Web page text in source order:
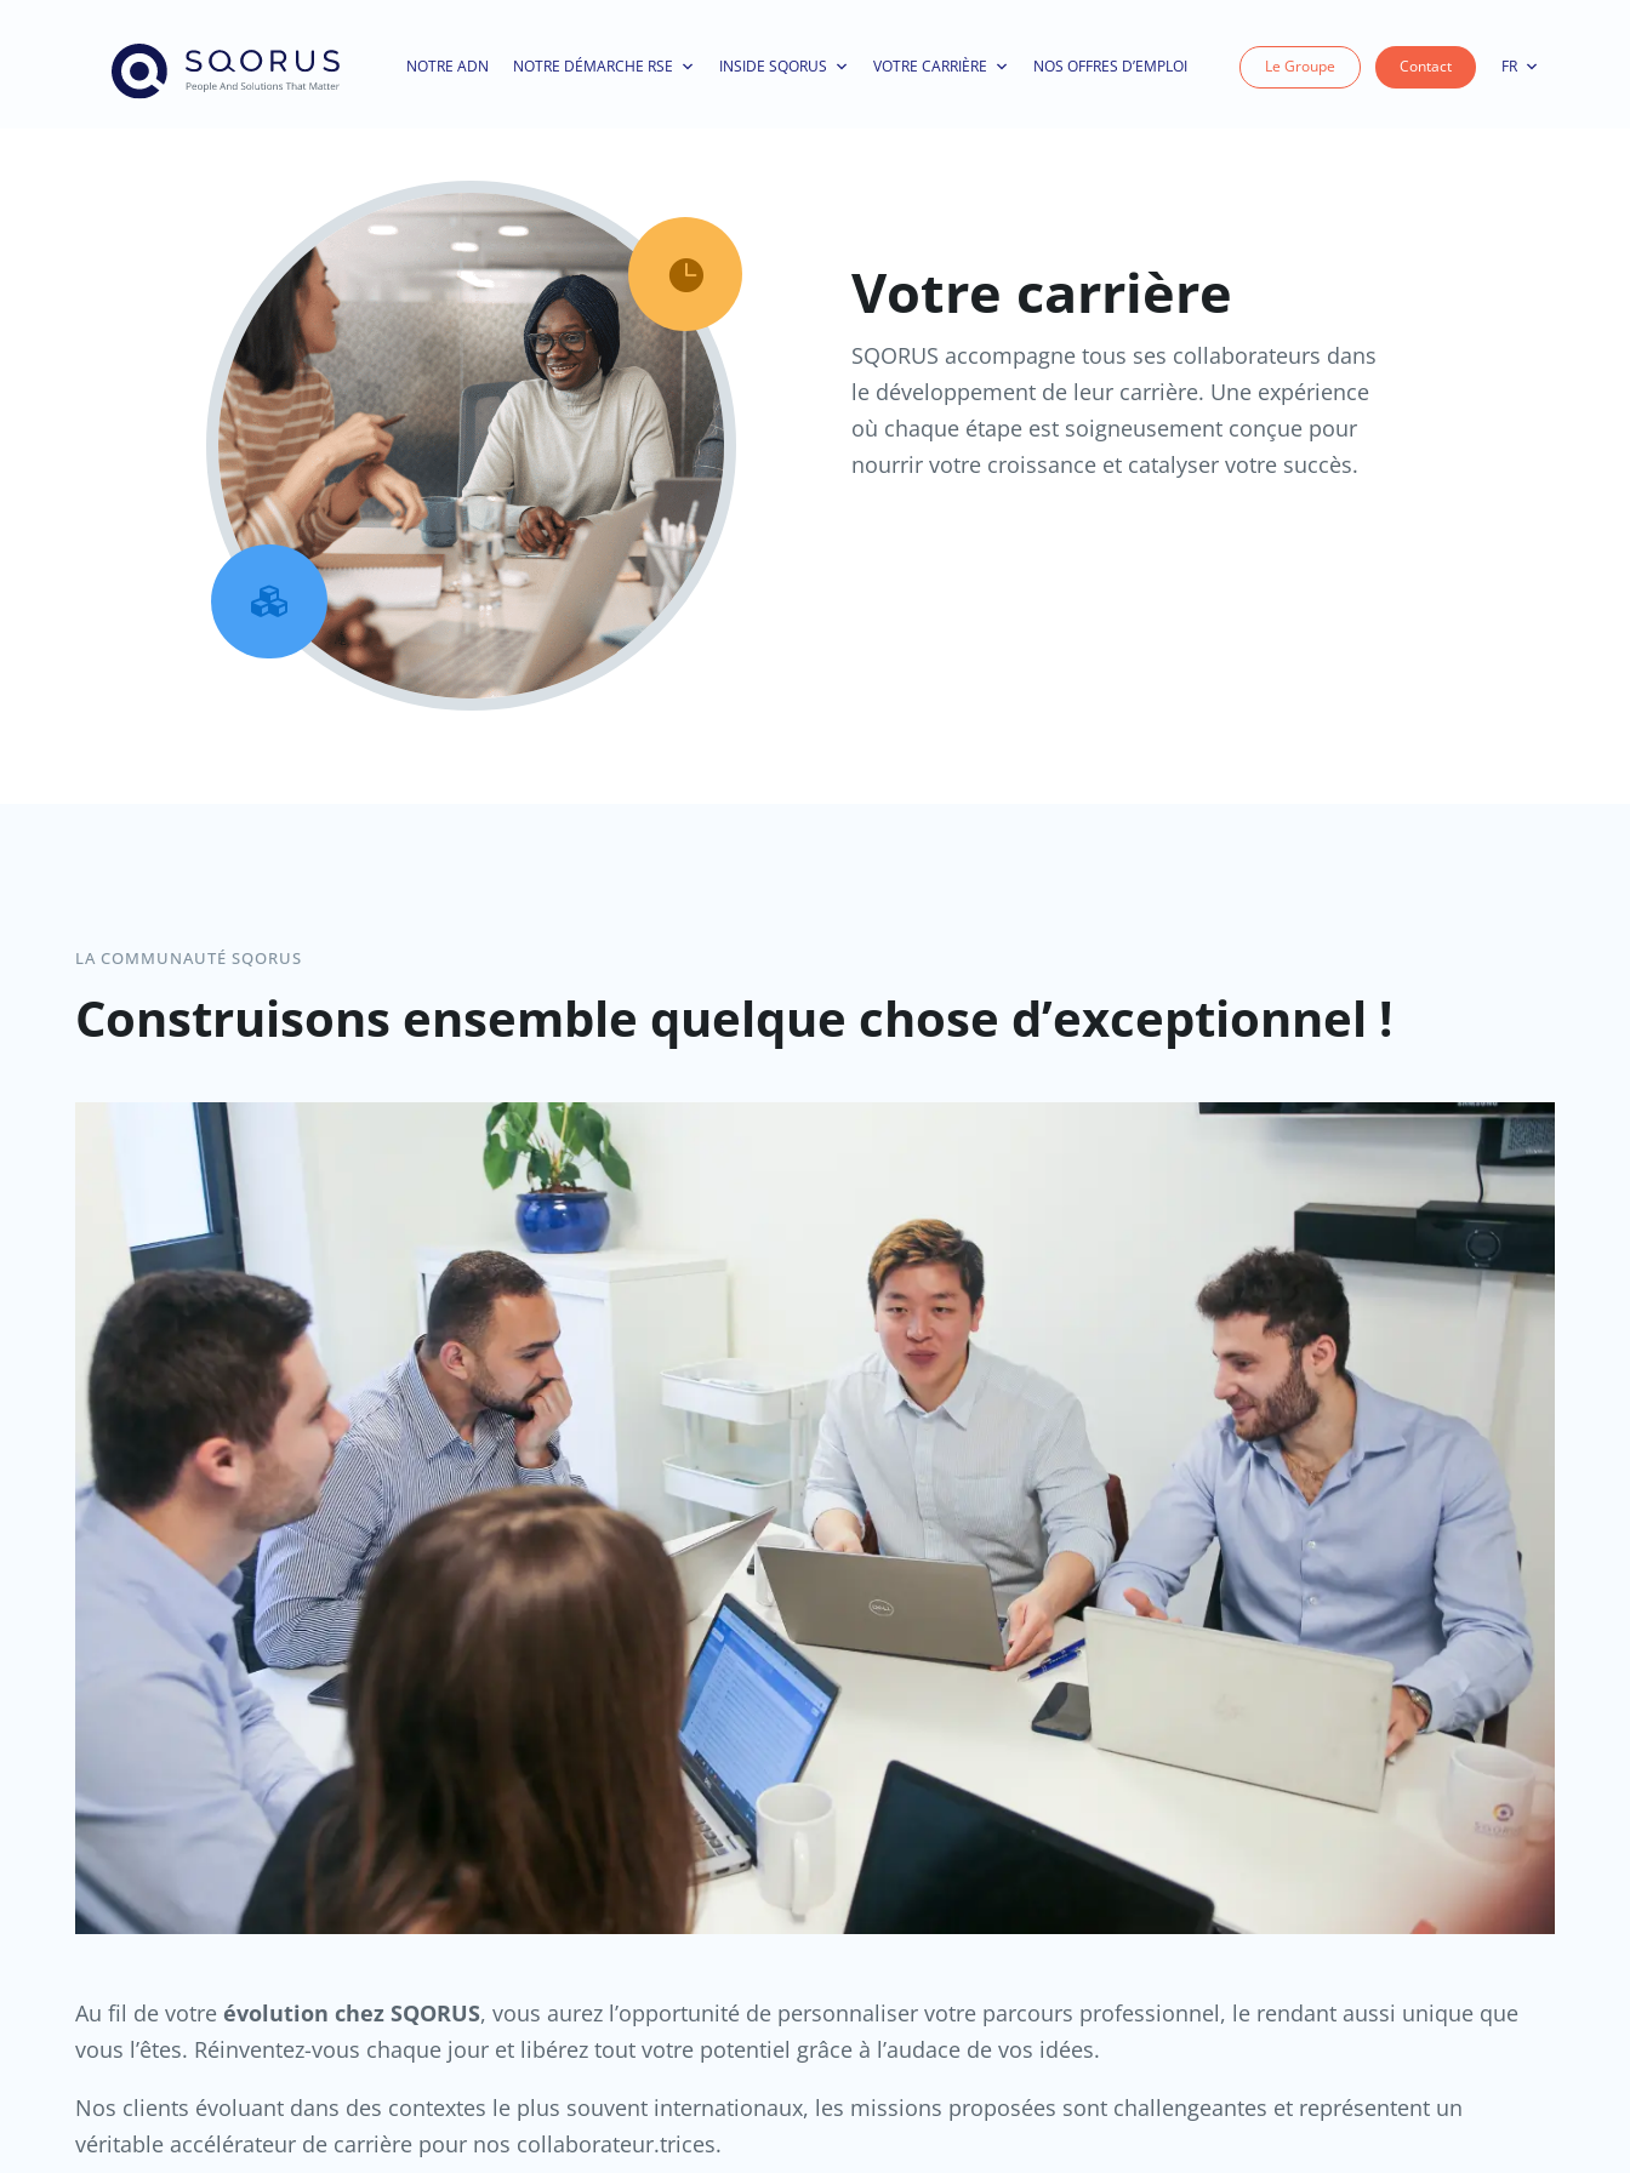
NOTRE ADN NOTRE DÉMARCHE RSE INSIDE SQORUS VOTRE CARRIÈRE NOS OFFRES D’EMPLOI Le Groupe Contact FR


Votre carrière
SQORUS accompagne tous ses collaborateurs dans
le développement de leur carrière. Une expérience
où chaque étape est soigneusement conçue pour
nourrir votre croissance et catalyser votre succès.
LA COMMUNAUTÉ SQORUS
Construisons ensemble quelque chose d’exceptionnel !
Au fil de votre évolution chez SQORUS, vous aurez l’opportunité de personnaliser votre parcours professionnel, le rendant aussi unique que
vous l’êtes. Réinventez-vous chaque jour et libérez tout votre potentiel grâce à l’audace de vos idées.
Nos clients évoluant dans des contextes le plus souvent internationaux, les missions proposées sont challengeantes et représentent un
véritable accélérateur de carrière pour nos collaborateur.trices.